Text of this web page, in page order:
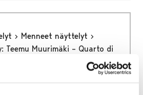
Menneet näyttelyt
Teemu Muurimäki – Quarto di
uniikkipukuja
Teemu